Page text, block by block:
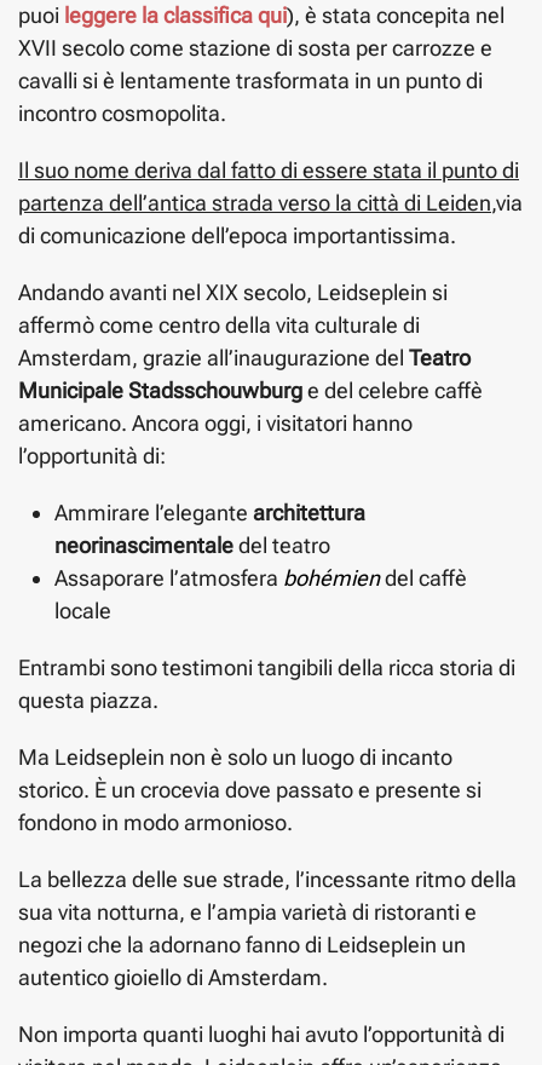
puoi leggere la classifica qui), è stata concepita nel
XVII secolo come stazione di sosta per carrozze e
cavalli si è lentamente trasformata in un punto di
incontro cosmopolita.
Il suo nome deriva dal fatto di essere stata il punto di
partenza dell’antica strada verso la città di Leiden,via
di comunicazione dell’epoca importantissima.
Andando avanti nel XIX secolo, Leidseplein si
affermò come centro della vita culturale di
Amsterdam, grazie all’inaugurazione del Teatro
Municipale Stadsschouwburge del celebre caffè
americano. Ancora oggi, i visitatori hanno
l’opportunità di:
Ammirare l’elegante architettura
neorinascimentaledel teatro
Assaporare l’atmosfera bohémiendel caffè
locale
Entrambi sono testimoni tangibili della ricca storia di
questa piazza.
Ma Leidseplein non è solo un luogo di incanto
storico. È un crocevia dove passato e presente si
fondono in modo armonioso.
La bellezza delle sue strade, l’incessante ritmo della
sua vita notturna, e l’ampia varietà di ristoranti e
negozi che la adornano fanno di Leidseplein un
autentico gioiello di Amsterdam.
Non importa quanti luoghi hai avuto l’opportunità di